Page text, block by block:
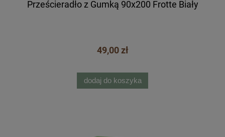
Prześcieradło z Gumką 90x200 Frotte Biały
49,00 zł
dodaj do koszyka